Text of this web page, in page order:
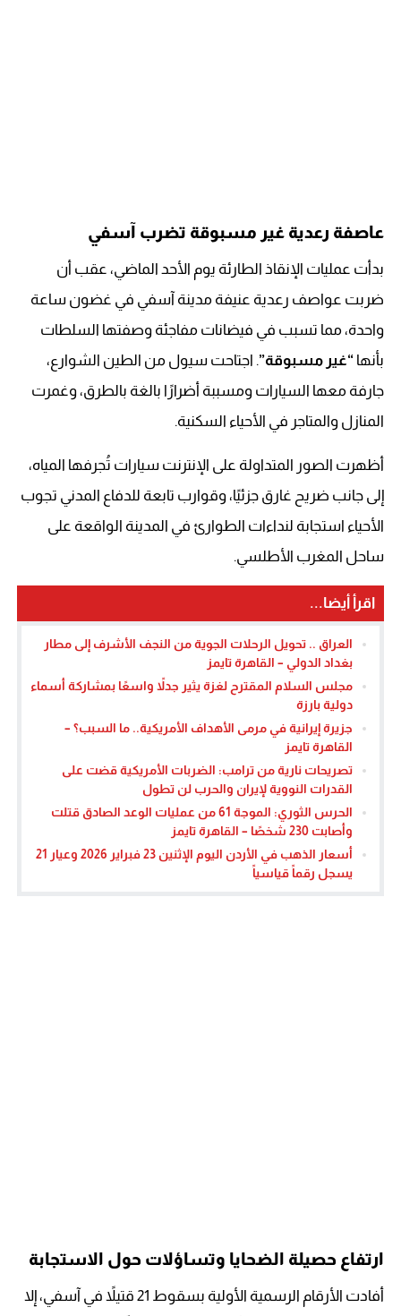
عاصفة رعدية غير مسبوقة تضرب آسفي
بدأت عمليات الإنقاذ الطارئة يوم الأحد الماضي، عقب أن
ضربت عواصف رعدية عنيفة مدينة آسفي في غضون ساعة
واحدة، مما تسبب في فيضانات مفاجئة وصفتها السلطات
بأنها “غير مسبوقة”. اجتاحت سيول من الطين الشوارع،
جارفة معها السيارات ومسببة أضرارًا بالغة بالطرق، وغمرت
المنازل والمتاجر في الأحياء السكنية.
أظهرت الصور المتداولة على الإنترنت سيارات تُجرفها المياه،
إلى جانب ضريح غارق جزئيًا، وقوارب تابعة للدفاع المدني تجوب
الأحياء استجابة لنداءات الطوارئ في المدينة الواقعة على
ساحل المغرب الأطلسي.
اقرأ أيضا...
العراق .. تحويل الرحلات الجوية من النجف الأشرف إلى مطار
بغداد الدولي – القاهرة تايمز
مجلس السلام المقترح لغزة يثير جدلاً واسعًا بمشاركة أسماء
دولية بارزة
جزيرة إيرانية في مرمى الأهداف الأمريكية.. ما السبب؟ –
القاهرة تايمز
تصريحات نارية من ترامب: الضربات الأمريكية قضت على
القدرات النووية لإيران والحرب لن تطول
الحرس الثوري: الموجة 61 من عمليات الوعد الصادق قتلت
وأصابت 230 شخصًا – القاهرة تايمز
أسعار الذهب في الأردن اليوم الإثنين 23 فبراير 2026 وعيار 21
يسجل رقماً قياسياً
ارتفاع حصيلة الضحايا وتساؤلات حول الاستجابة
أفادت الأرقام الرسمية الأولية بسقوط 21 قتيلاً في آسفي، إلا